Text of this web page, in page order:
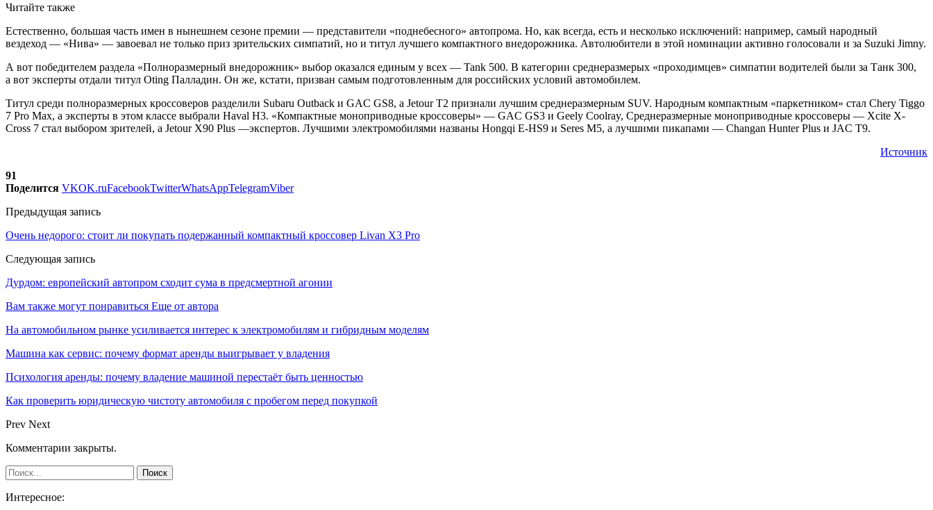
Читайте также
Естественно, большая часть имен в нынешнем сезоне премии — представители «поднебесного» автопрома. Но, как всегда, есть и несколько исключений: например, самый народный
вездеход — «Нива» — завоевал не только приз зрительских симпатий, но и титул лучшего компактного внедорожника. Автолюбители в этой номинации активно голосовали и за Suzuki Jimny.
А вот победителем раздела «Полноразмерный внедорожник» выбор оказался единым у всех — Tank 500. В категории среднеразмерых «проходимцев» симпатии водителей были за Танк 300,
а вот эксперты отдали титул Оting Палладин. Он же, кстати, призван самым подготовленным для российских условий автомобилем.
Титул среди полноразмерных кроссоверов разделили Subaru Outback и GAC GS8, а Jetour T2 признали лучшим среднеразмерным SUV. Народным компактным «паркетником» стал Chery Tiggo
7 Pro Max, а эксперты в этом классе выбрали Haval H3. «Компактные моноприводные кроссоверы» — GAC GS3 и Geely Coolray, Среднеразмерные моноприводные кроссоверы — Xcite X-
Cross 7 стал выбором зрителей, а Jetour X90 Plus —экспертов. Лучшими электромобилями названы Hongqi E-HS9 и Seres M5, а лучшими пикапами — Changan Hunter Plus и JAC T9.
Источник
91
Поделится VKOK.ruFacebookTwitterWhatsAppTelegramViber
Предыдущая запись
Очень недорого: стоит ли покупать подержанный компактный кроссовер Livan X3 Pro
Следующая запись
Дурдом: европейский автопром сходит сума в предсмертной агонии
Вам также могут понравиться Еще от автора
На автомобильном рынке усиливается интерес к электромобилям и гибридным моделям
Машина как сервис: почему формат аренды выигрывает у владения
Психология аренды: почему владение машиной перестаёт быть ценностью
Как проверить юридическую чистоту автомобиля с пробегом перед покупкой
Prev Next
Комментарии закрыты.
Интересное: